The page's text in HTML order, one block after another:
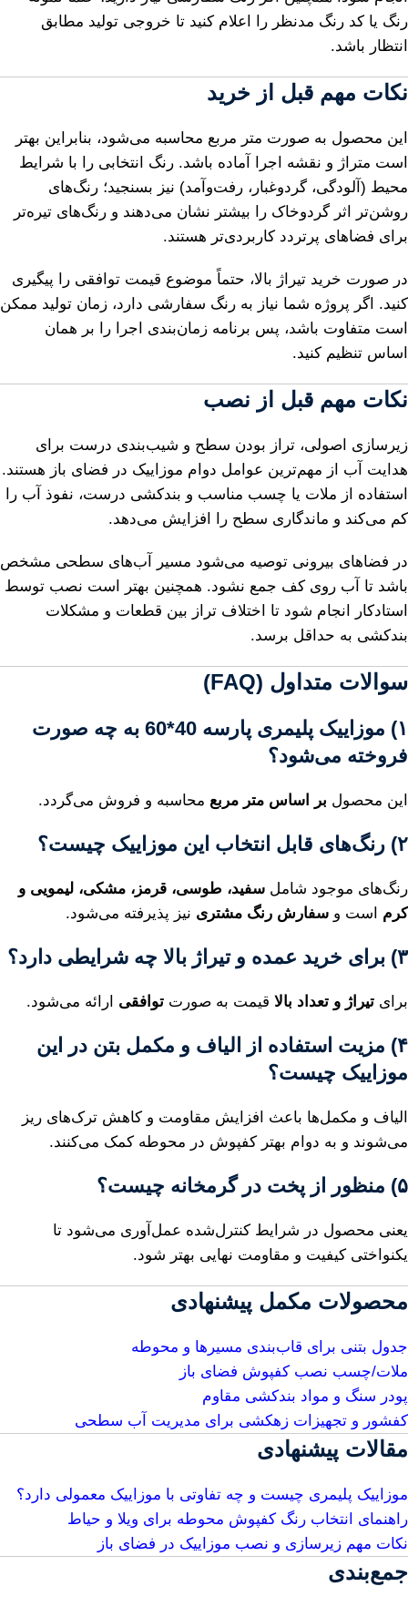
رنگ یا کد رنگ مدنظر را اعلام کنید تا خروجی تولید مطابق
انتظار باشد.
نکات مهم قبل از خرید
این محصول به صورت متر مربع محاسبه می‌شود، بنابراین بهتر
است متراژ و نقشه اجرا آماده باشد. رنگ انتخابی را با شرایط
محیط (آلودگی، گردوغبار، رفت‌وآمد) نیز بسنجید؛ رنگ‌های
روشن‌تر اثر گردوخاک را بیشتر نشان می‌دهند و رنگ‌های تیره‌تر
برای فضاهای پرتردد کاربردی‌تر هستند.
در صورت خرید تیراژ بالا، حتماً موضوع قیمت توافقی را پیگیری
کنید. اگر پروژه شما نیاز به رنگ سفارشی دارد، زمان تولید ممکن
است متفاوت باشد، پس برنامه زمان‌بندی اجرا را بر همان
اساس تنظیم کنید.
نکات مهم قبل از نصب
زیرسازی اصولی، تراز بودن سطح و شیب‌بندی درست برای
هدایت آب از مهم‌ترین عوامل دوام موزاییک در فضای باز هستند.
استفاده از ملات یا چسب مناسب و بندکشی درست، نفوذ آب را
کم می‌کند و ماندگاری سطح را افزایش می‌دهد.
در فضاهای بیرونی توصیه می‌شود مسیر آب‌های سطحی مشخص
باشد تا آب روی کف جمع نشود. همچنین بهتر است نصب توسط
استادکار انجام شود تا اختلاف تراز بین قطعات و مشکلات
بندکشی به حداقل برسد.
سوالات متداول (FAQ)
۱) موزاییک پلیمری پارسه 40*60 به چه صورت
فروخته می‌شود؟
این محصول بر اساس متر مربع محاسبه و فروش می‌گردد.
۲) رنگ‌های قابل انتخاب این موزاییک چیست؟
رنگ‌های موجود شامل سفید، طوسی، قرمز، مشکی، لیمویی و
کرم است و سفارش رنگ مشتری نیز پذیرفته می‌شود.
۳) برای خرید عمده و تیراژ بالا چه شرایطی دارد؟
برای تیراژ و تعداد بالا قیمت به صورت توافقی ارائه می‌شود.
۴) مزیت استفاده از الیاف و مکمل بتن در این
موزاییک چیست؟
الیاف و مکمل‌ها باعث افزایش مقاومت و کاهش ترک‌های ریز
می‌شوند و به دوام بهتر کفپوش در محوطه کمک می‌کنند.
۵) منظور از پخت در گرمخانه چیست؟
یعنی محصول در شرایط کنترل‌شده عمل‌آوری می‌شود تا
یکنواختی کیفیت و مقاومت نهایی بهتر شود.
محصولات مکمل پیشنهادی
جدول بتنی برای قاب‌بندی مسیرها و محوطه
ملات/چسب نصب کفپوش فضای باز
پودر سنگ و مواد بندکشی مقاوم
کفشور و تجهیزات زهکشی برای مدیریت آب سطحی
مقالات پیشنهادی
موزاییک پلیمری چیست و چه تفاوتی با موزاییک معمولی دارد؟
راهنمای انتخاب رنگ کفپوش محوطه برای ویلا و حیاط
نکات مهم زیرسازی و نصب موزاییک در فضای باز
جمع‌بندی